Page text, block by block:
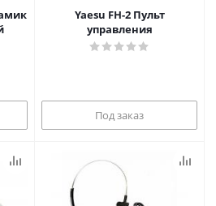
Yaesu FH-2 Пульт
управления
Под заказ